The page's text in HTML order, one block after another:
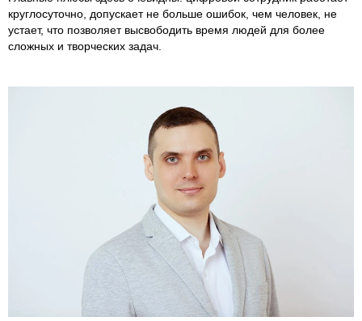
круглосуточно, допускает не больше ошибок, чем человек, не
устает, что позволяет высвободить время людей для более
сложных и творческих задач.